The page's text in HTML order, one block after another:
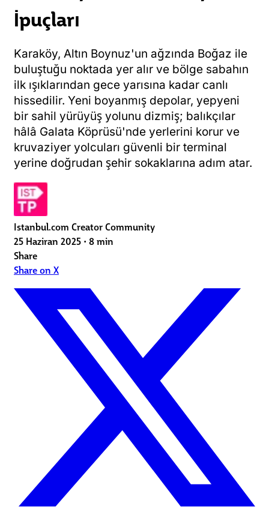
İpuçları
Karaköy, Altın Boynuz'un ağzında Boğaz ile
buluştuğu noktada yer alır ve bölge sabahın
ilk ışıklarından gece yarısına kadar canlı
hissedilir. Yeni boyanmış depolar, yepyeni
bir sahil yürüyüş yolunu dizmiş; balıkçılar
hâlâ Galata Köprüsü'nde yerlerini korur ve
kruvaziyer yolcuları güvenli bir terminal
yerine doğrudan şehir sokaklarına adım atar.
Istanbul.com Creator Community
25 Haziran 2025 • 8 min
Share
Share on X